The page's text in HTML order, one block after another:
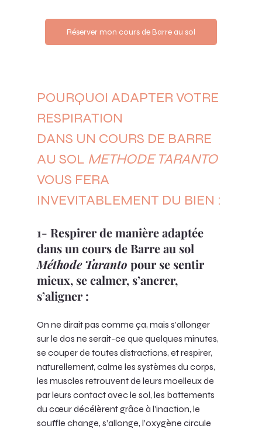
Réserver mon cours de Barre au sol
POURQUOI ADAPTER VOTRE
RESPIRATION
DANS UN COURS DE BARRE
AU SOL METHODE TARANTO
VOUS FERA
INVEVITABLEMENT DU BIEN :
1- Respirer de manière adaptée
dans un cours de Barre au sol
Méthode Taranto pour se sentir
mieux, se calmer, s’ancrer,
s’aligner :
On ne dirait pas comme ça, mais s’allonger
sur le dos ne serait-ce que quelques minutes,
se couper de toutes distractions, et respirer,
naturellement, calme les systèmes du corps,
les muscles retrouvent de leurs moelleux de
par leurs contact avec le sol, les battements
du cœur décélèrent grâce à l’inaction, le
souffle change, s’allonge, l’oxygène circule